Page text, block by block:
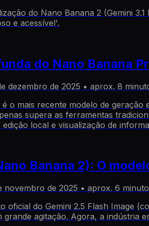
do Nano Banana 2 (Gemini
e acessível'.
do Nano Banana
dezembro de 2025 • aprox. 8
o mais recente modelo de geração
supera as ferramentas
edição local e visualização de
Banana 2): O
novembro de 2025 • aprox. 6
oficial do Gemini 2.5 Flash Image
grande agitação. Agora, a indústria